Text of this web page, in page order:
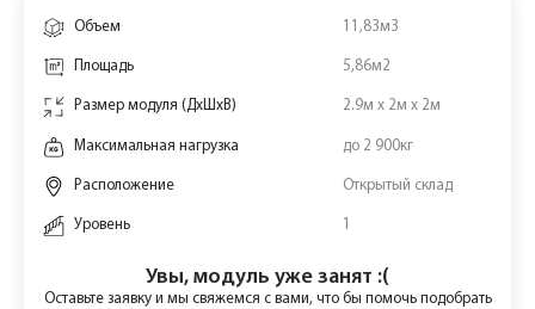
Объем 11,83м3
Площадь 5,86м2
Размер модуля (ДхШхВ) 2.9м х 2м х 2м
Максимальная нагрузка до 2 900кг
Расположение Открытый склад
Уровень
Увы, модуль уже занят :(
Оставьте заявку и мы свяжемся с вами, что бы помочь подобрать